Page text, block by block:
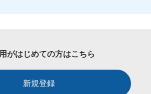
がはじめての方はこちら
新規登録